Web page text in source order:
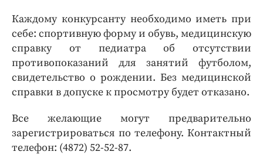
Каждому конкурсанту необходимо иметь при
себе: спортивную форму и обувь, медицинскую
справку от педиатра об отсутствии
противопоказаний для занятий футболом,
свидетельство о рождении. Без медицинской
справки в допуске к просмотру будет отказано.
Все желающие могут предварительно
зарегистрироваться по телефону. Контактный
телефон: (4872) 52-52-87.